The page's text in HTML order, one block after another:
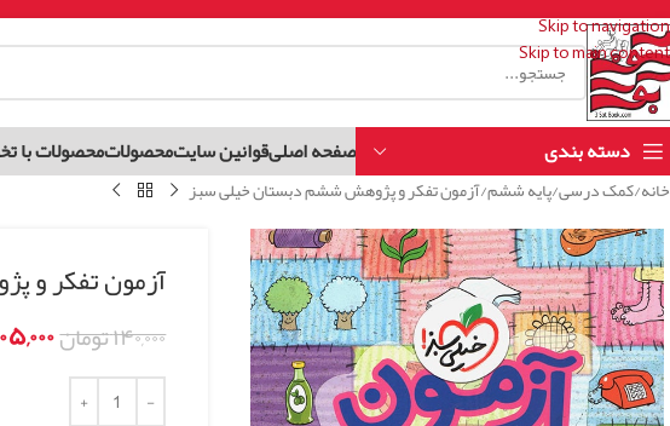
Skip to navigation
Skip to main content
دسته بندی صفحه اصلیقوانین سایتمحصولاتمحصولات با
خانه کمک درسی پایه ششم آزمون تفکر و پژوهش ششم دبستان خیلی سبز
آزمون تفکر و
۱۴۰,۰۰۰تومان